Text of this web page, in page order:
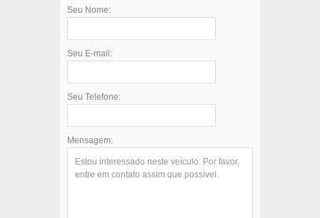
Seu Nome:
Seu E-mail:
Seu Telefone:
Mensagem: